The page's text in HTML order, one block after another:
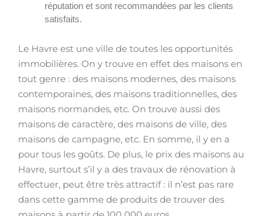
réputation et sont recommandées par les clients
satisfaits.
Le Havre est une ville de toutes les opportunités
immobilières. On y trouve en effet des maisons en
tout genre : des maisons modernes, des maisons
contemporaines, des maisons traditionnelles, des
maisons normandes, etc. On trouve aussi des
maisons de caractère, des maisons de ville, des
maisons de campagne, etc. En somme, il y en a
pour tous les goûts. De plus, le prix des maisons au
Havre, surtout s’il y a des travaux de rénovation à
effectuer, peut être très attractif : il n’est pas rare
dans cette gamme de produits de trouver des